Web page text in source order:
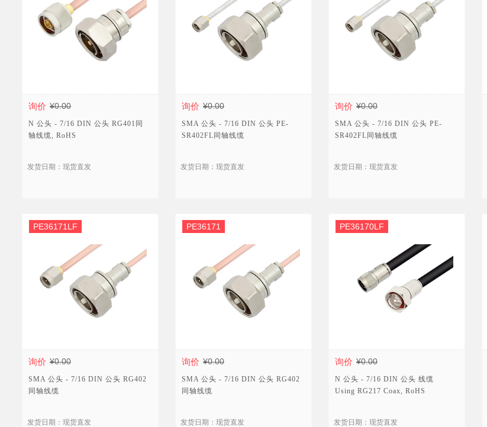
询价 ¥0.00
N 公头 - 7/16 DIN 公头 RG401同
轴线缆, RoHS
发货日期：现货直发
询价 ¥0.00
SMA 公头 - 7/16 DIN 公头 PE-
SR402FL同轴线缆
发货日期：现货直发
询价 ¥0.00
SMA 公头 - 7/16 DIN 公头 PE-
SR402FL同轴线缆
发货日期：现货直发
询价 ¥0.00
PE36171LF
SMA 公头 - 7/16 DIN 公头 RG402
同轴线缆
发货日期：现货直发
询价 ¥0.00
PE36171
SMA 公头 - 7/16 DIN 公头 RG402
同轴线缆
发货日期：现货直发
询价 ¥0.00
PE36170LF
N 公头 - 7/16 DIN 公头 线缆
Using RG217 Coax, RoHS
发货日期：现货直发